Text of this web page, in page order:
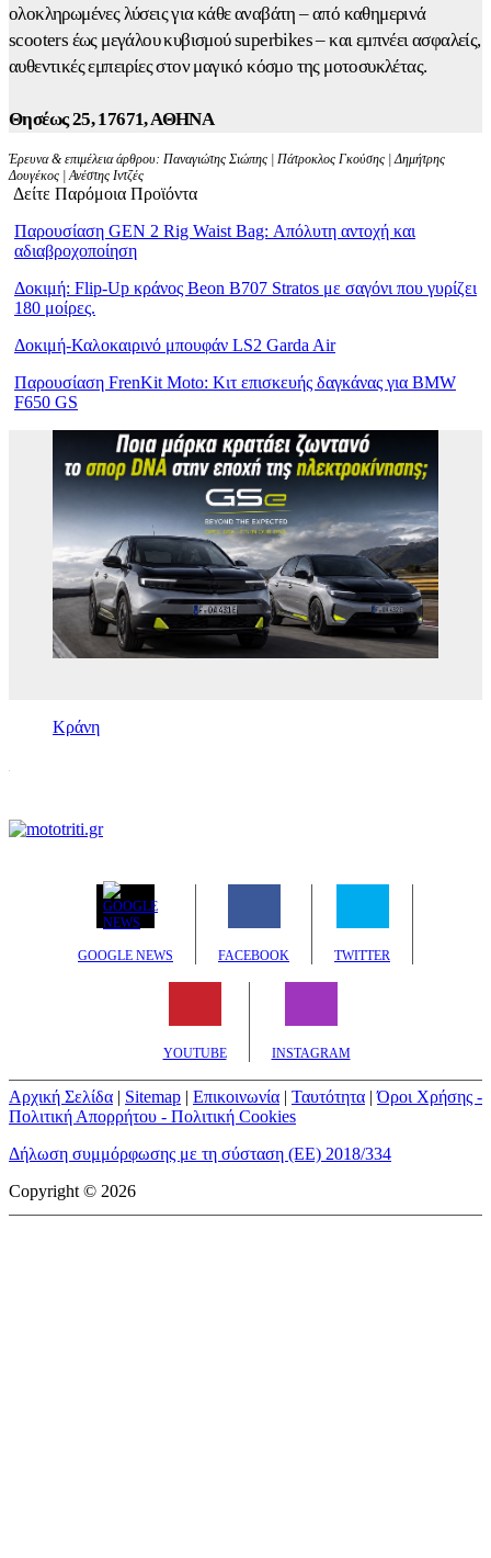
ολοκληρωμένες λύσεις για κάθε αναβάτη – από καθημερινά
scooters έως μεγάλου κυβισμού superbikes – και εμπνέει ασφαλείς,
αυθεντικές εμπειρίες στον μαγικό κόσμο της μοτοσυκλέτας.
Θησέως 25, 17671, ΑΘΗΝΑ
Έρευνα & επιμέλεια άρθρου: Παναγιώτης Σιώπης | Πάτροκλος Γκούσης | Δημήτρης
Δουγέκος | Ανέστης Ιντζές
Δείτε Παρόμοια Προϊόντα
Παρουσίαση GEN 2 Rig Waist Bag: Απόλυτη αντοχή και
αδιαβροχοποίηση
Δοκιμή: Flip-Up κράνος Beon B707 Stratos με σαγόνι που γυρίζει
180 μοίρες.
Δοκιμή-Καλοκαιρινό μπουφάν LS2 Garda Air
Παρουσίαση FrenKit Moto: Κιτ επισκευής δαγκάνας για BMW
F650 GS
Κράνη
GOOGLE NEWS FACEBOOK TWITTER
YOUTUBE INSTAGRAM
Αρχική Σελίδα | Sitemap | Επικοινωνία | Ταυτότητα |Όροι Χρήσης -
Πολιτική Απορρήτου - Πολιτική Cookies
Δήλωση συμμόρφωσης με τη σύσταση (ΕΕ) 2018/334
Copyright © 2026